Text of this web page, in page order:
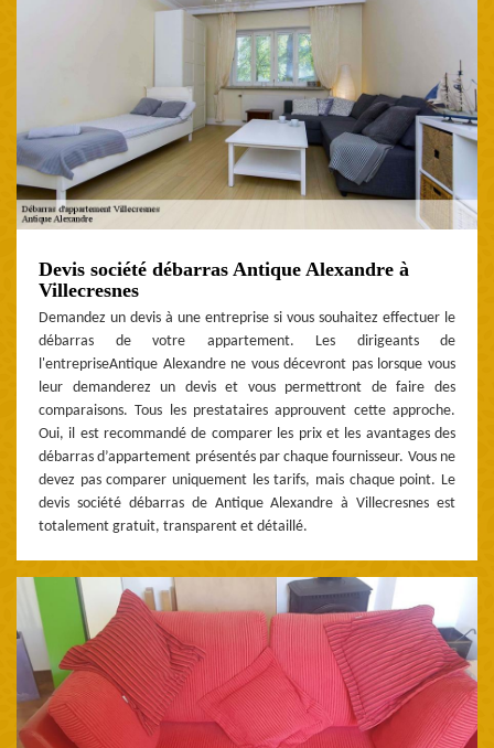
Devis société débarras Antique Alexandre à
Villecresnes
Demandez un devis à une entreprise si vous souhaitez effectuer le
débarras de votre appartement. Les dirigeants de
l'entrepriseAntique Alexandre ne vous décevront pas lorsque vous
leur demanderez un devis et vous permettront de faire des
comparaisons. Tous les prestataires approuvent cette approche.
Oui, il est recommandé de comparer les prix et les avantages des
débarras d’appartement présentés par chaque fournisseur. Vous ne
devez pas comparer uniquement les tarifs, mais chaque point. Le
devis société débarras de Antique Alexandre à Villecresnes est
totalement gratuit, transparent et détaillé.